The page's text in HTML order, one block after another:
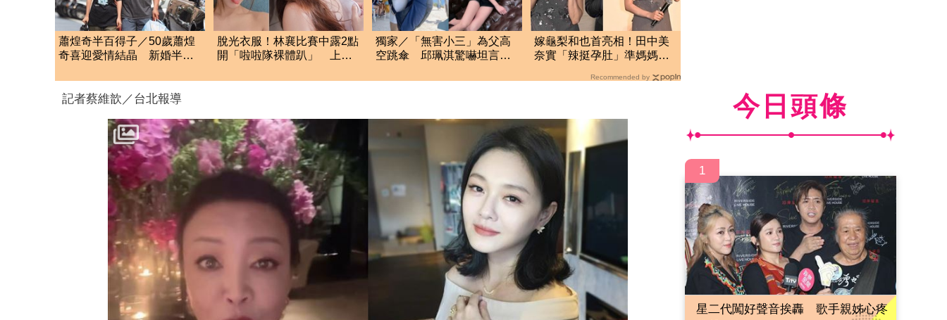
蕭煌奇半百得子／50歲蕭煌
奇喜迎愛情結晶 新婚半年
脫光衣服！林襄比賽中露2點
開「啦啦隊裸體趴」 上空
獨家／「無害小三」為父高
空跳傘 邱珮淇驚嚇坦言：
嫁龜梨和也首亮相！田中美
奈實「辣挺孕肚」準媽媽被
Recommended by
記者蔡維歆／台北報導 今日頭條
1
星二代闖好聲音挨轟 歌手親姊心疼